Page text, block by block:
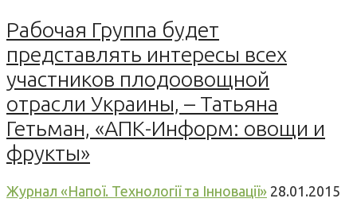
Рабочая Группа будет
представлять интересы всех
участников плодоовощной
отрасли Украины, – Татьяна
Гетьман, «АПК-Информ: овощи и
фрукты»
Журнал «Напої. Технології та Інновації» 28.01.2015